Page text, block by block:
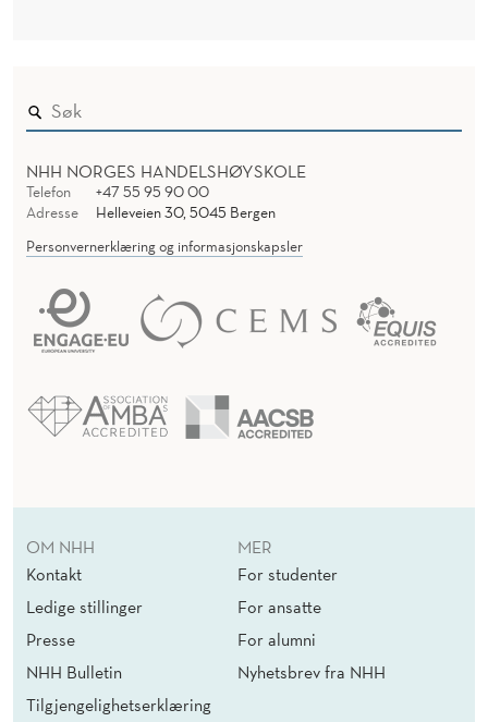
NHH NORGES HANDELSHØYSKOLE
Telefon
+47 55 95 90 00
Adresse
Helleveien 30, 5045 Bergen
Personvernerklæring og informasjonskapsler
OM NHH
Kontakt
Ledige stillinger
Presse
NHH Bulletin
Tilgjengelighetserklæring
MER
For studenter
For ansatte
For alumni
Nyhetsbrev fra NHH